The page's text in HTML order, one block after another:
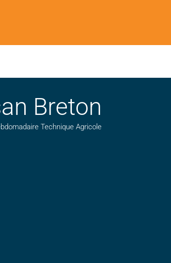
Breton
Technique Agricole